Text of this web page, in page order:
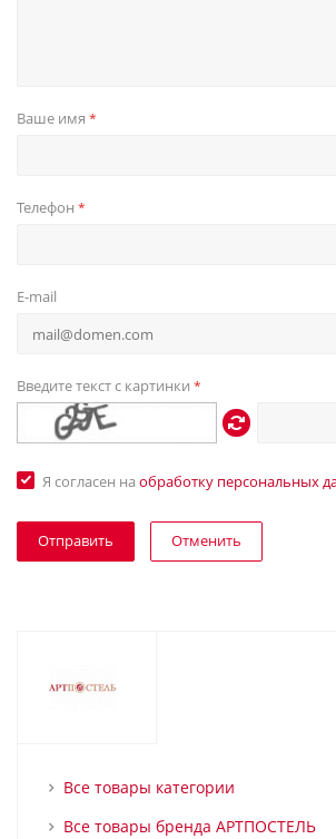
Ваше имя *
Телефон *
E-mail
Введите текст с картинки *
Я согласен на обработку персональных
Отменить
Все товары категории
Все товары бренда АРТПОСТЕЛЬ